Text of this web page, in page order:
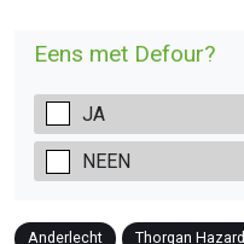
Eens met Defour?
JA
NEEN
Anderlecht Thorgan Hazard